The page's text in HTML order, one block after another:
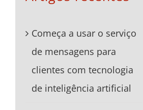
Começa a usar o serviço
de mensagens para
clientes com tecnologia
de inteligência artificial